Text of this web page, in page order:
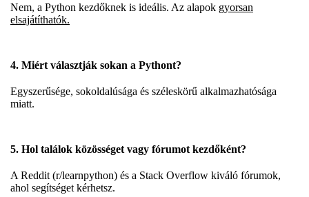
Nem, a Python kezdőknek is ideális. Az alapok gyorsan
elsajátíthatók.
4. Miért választják sokan a Pythont?
Egyszerűsége, sokoldalúsága és széleskörű alkalmazhatósága
miatt.
5. Hol találok közösséget vagy fórumot kezdőként?
A Reddit (r/learnpython) és a Stack Overflow kiváló fórumok,
ahol segítséget kérhetsz.